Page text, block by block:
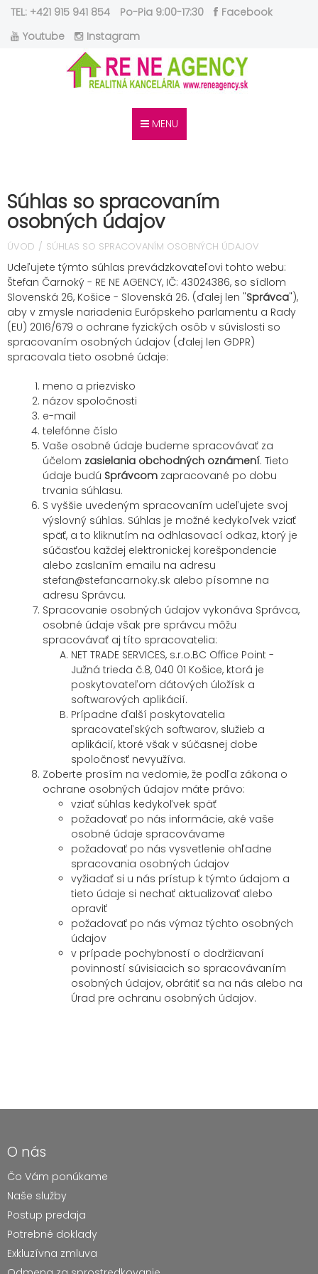
TEL: +421 915 941 854 Po-Pia 9:00-17:30
Facebook
Youtube
Instagram
MENU
Súhlas so spracovaním
osobných údajov
ÚVOD SÚHLAS SO SPRACOVANÍM OSOBNÝCH ÚDAJOV
Udeľujete týmto súhlas prevádzkovateľovi tohto webu:
Štefan Čarnoký - RE NE AGENCY, IČ: 43024386, so sídlom
Slovenská 26, Košice - Slovenská 26. (ďalej len "Správca"),
aby v zmysle nariadenia Európskeho parlamentu a Rady
(EU) 2016/679 o ochrane fyzických osôb v súvislosti so
spracovaním osobných údajov (ďalej len GDPR)
spracovala tieto osobné údaje:
meno a priezvisko
názov spoločnosti
e-mail
telefónne číslo
Vaše osobné údaje budeme spracovávať za
účelom zasielania obchodných oznámení. Tieto
údaje budú Správcom zapracované po dobu
trvania súhlasu.
S vyššie uvedeným spracovaním udeľujete svoj
výslovný súhlas. Súhlas je možné kedykoľvek vziať
späť, a to kliknutím na odhlasovací odkaz, ktorý je
súčasťou každej elektronickej korešpondencie
alebo zaslaním emailu na adresu
stefan@stefancarnoky.sk alebo písomne na
adresu Správcu.
Spracovanie osobných údajov vykonáva Správca,
osobné údaje však pre správcu môžu
spracovávať aj títo spracovatelia:
NET TRADE SERVICES, s.r.o.BC Office Point -
Južná trieda č.8, 040 01 Košice, ktorá je
poskytovateľom dátových úložísk a
softwarových aplikácií.
Prípadne ďalší poskytovatelia
spracovateľských softwarov, služieb a
aplikácií, ktoré však v súčasnej dobe
spoločnosť nevyužíva.
Zoberte prosím na vedomie, že podľa zákona o
ochrane osobných údajov máte právo:
vziať súhlas kedykoľvek späť
požadovať po nás informácie, aké vaše
osobné údaje spracovávame
požadovať po nás vysvetlenie ohľadne
spracovania osobných údajov
vyžiadať si u nás prístup k týmto údajom a
tieto údaje si nechať aktualizovať alebo
opraviť
požadovať po nás výmaz týchto osobných
údajov
v prípade pochybností o dodržiavaní
povinností súvisiacich so spracovávaním
osobných údajov, obrátiť sa na nás alebo na
Úrad pre ochranu osobných údajov.
O nás
Čo Vám ponúkame
Naše služby
Postup predaja
Potrebné doklady
Exkluzívna zmluva